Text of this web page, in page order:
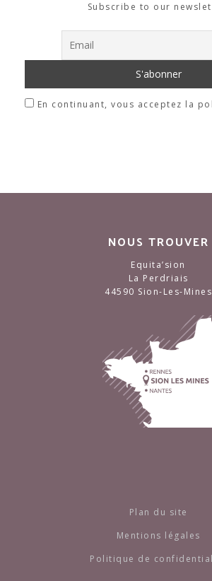
Subscribe to our
En continuant, vous acceptez la
NOUS TROUVER
Equita’sion
La Perdriais
44590 Sion-Les-Mines
Plan du site
Mentions légales
Politique de